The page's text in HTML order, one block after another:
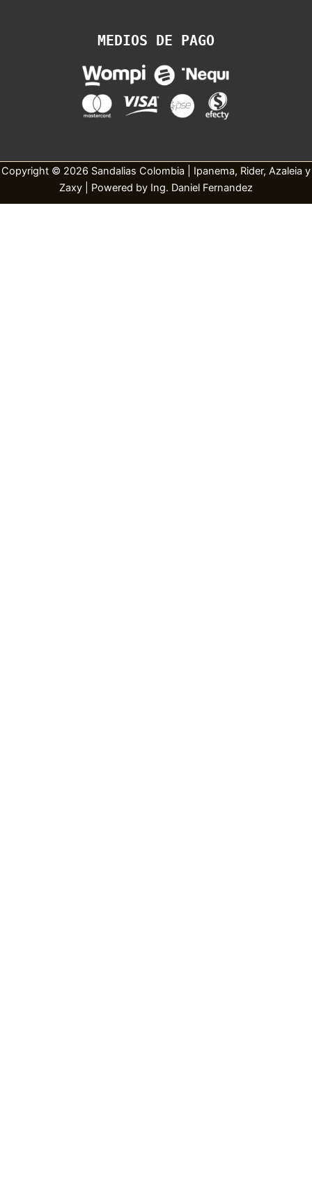
MEDIOS DE PAGO
Copyright © 2026 Sandalias Colombia | Ipanema, Rider, Azaleia y
Zaxy | Powered by Ing. Daniel Fernandez